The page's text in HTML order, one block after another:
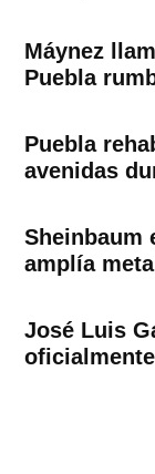
Máynez
Puebla
Puebla
avenidas
Sheinbaum
amplía
José Luis